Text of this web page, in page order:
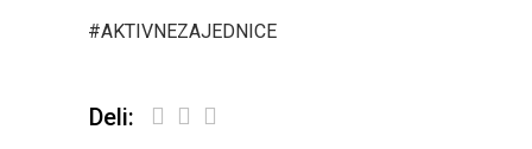
#AKTIVNEZAJEDNICE
Deli: